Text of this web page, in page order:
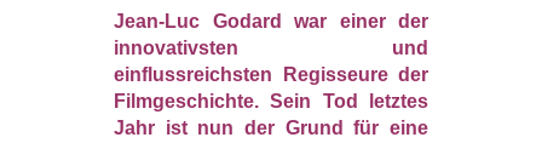
Jean-Luc Godard war einer der
innovativsten und
einflussreichsten Regisseure der
Filmgeschichte. Sein Tod letztes
Jahr ist nun der Grund für eine